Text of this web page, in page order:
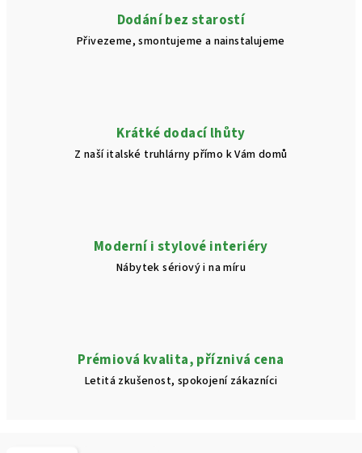
Dodání bez starostí
Přivezeme, smontujeme a nainstalujeme
Krátké dodací lhůty
Z naší italské truhlárny přímo k Vám domů
Moderní i stylové interiéry
Nábytek sériový i na míru
Prémiová kvalita, příznivá cena
Letitá zkušenost, spokojení zákazníci